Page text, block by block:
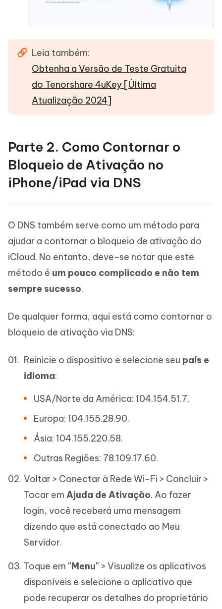
Leia também:
Obtenha a Versão de Teste Gratuita
do Tenorshare 4uKey [Última
Atualização 2024]
Parte 2. Como Contornar o
Bloqueio de Ativação no
iPhone/iPad via DNS
O DNS também serve como um método para
ajudar a contornar o bloqueio de ativação do
iCloud. No entanto, deve-se notar que este
método é um pouco complicado e não tem
sempre sucesso.
De qualquer forma, aqui está como contornar o
bloqueio de ativação via DNS:
Reinicie o dispositivo e selecione seu país e
idioma:
USA/Norte da América: 104.154.51.7.
Europa: 104.155.28.90.
Ásia: 104.155.220.58.
Outras Regiões: 78.109.17.60.
Voltar > Conectar à Rede Wi-Fi > Concluir >
Tocar em Ajuda de Ativação. Ao fazer
login, você receberá uma mensagem
dizendo que está conectado ao Meu
Servidor.
Toque em "Menu" > Visualize os aplicativos
disponíveis e selecione o aplicativo que
pode recuperar os detalhes do proprietário